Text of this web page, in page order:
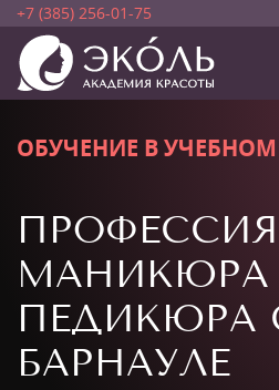
+7 (385) 256-01-75
ОБУЧЕНИЕ В УЧЕБНОМ
МАНИКЮРА
ПЕДИКЮРА
БАРНАУЛЕ